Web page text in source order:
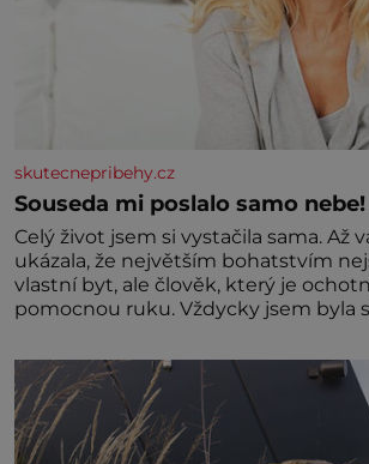
skutecnepribehy.cz
Souseda mi poslalo samo nebe!
Celý život jsem si vystačila sama. Až
ukázala, že největším bohatstvím
vlastní byt, ale člověk, který je
pomocnou ruku. Vždycky jsem byla
ani partnera. Stačily mi knihy, práce
Hned po studiích jsem odešla z